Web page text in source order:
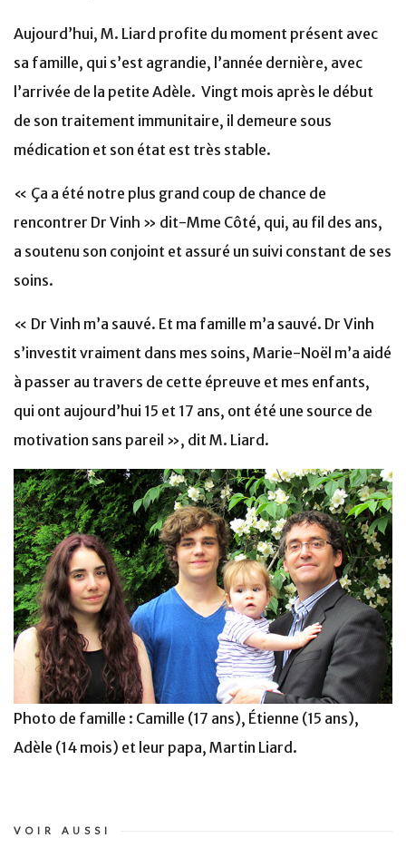
Aujourd’hui, M. Liard profite du moment présent avec
sa famille, qui s’est agrandie, l’année dernière, avec
l’arrivée de la petite Adèle. Vingt mois après le début
de son traitement immunitaire, il demeure sous
médication et son état est très stable.
« Ça a été notre plus grand coup de chance de
rencontrer Dr Vinh » dit-Mme Côté, qui, au fil des ans,
a soutenu son conjoint et assuré un suivi constant de ses
soins.
« Dr Vinh m’a sauvé. Et ma famille m’a sauvé. Dr Vinh
s’investit vraiment dans mes soins, Marie-Noël m’a aidé
à passer au travers de cette épreuve et mes enfants,
qui ont aujourd’hui 15 et 17 ans, ont été une source de
motivation sans pareil », dit M. Liard.
Photo de famille : Camille (17 ans), Étienne (15 ans),
Adèle (14 mois) et leur papa, Martin Liard.
VOIR AUSSI